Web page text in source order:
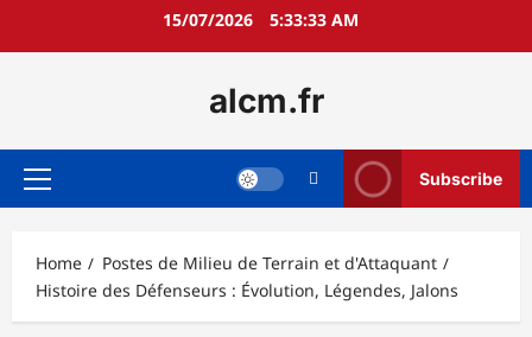
15/07/2026 5:33:34 AM
alcm.fr
Primary
Subscribe
Home
Postes de Milieu de Terrain et d'Attaquant
Histoire des Défenseurs : Évolution, Légendes, Jalons